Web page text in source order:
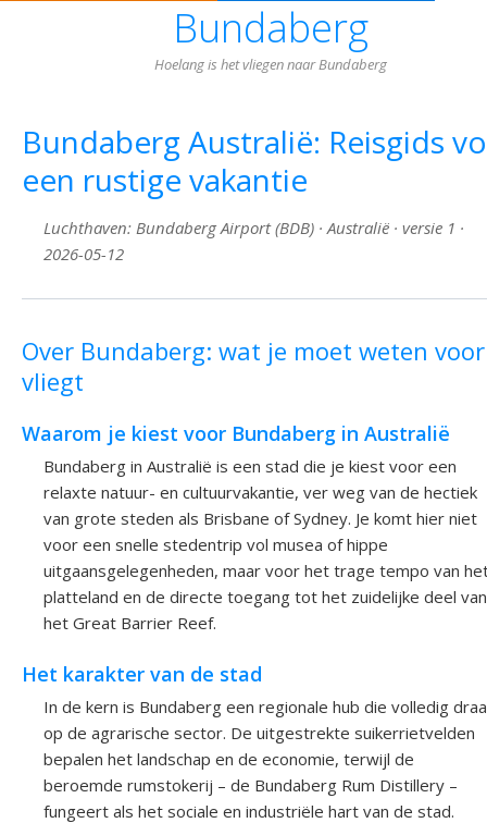
Bundaberg
Hoelang is het vliegen naar Bundaberg
Bundaberg Australië: Reisgids
een rustige vakantie
Luchthaven: Bundaberg Airport (BDB) · Australië · versie 1 ·
2026-05-12
Over Bundaberg: wat je moet weten
vliegt
Waarom je kiest voor Bundaberg in Australië
Bundaberg in Australië is een stad die je kiest voor een
relaxte natuur- en cultuurvakantie, ver weg van de hectiek
van grote steden als Brisbane of Sydney. Je komt hier niet
voor een snelle stedentrip vol musea of hippe
uitgaansgelegenheden, maar voor het trage tempo van
platteland en de directe toegang tot het zuidelijke deel van
het Great Barrier Reef.
Het karakter van de stad
In de kern is Bundaberg een regionale hub die volledig
op de agrarische sector. De uitgestrekte suikerrietvelden
bepalen het landschap en de economie, terwijl de
beroemde rumstokerij – de Bundaberg Rum Distillery –
fungeert als het sociale en industriële hart van de stad.